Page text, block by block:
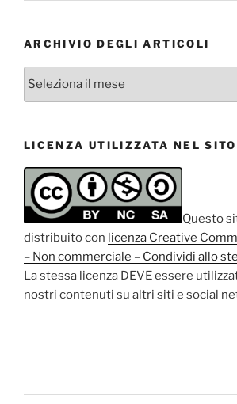
ARCHIVIO DEGLI ARTICOLI
Archivio
LICENZA UTILIZZATA NEL SITO
Questo
distribuito con licenza Creative
– Non commerciale – Condividi allo
La stessa licenza DEVE essere
nostri contenuti su altri siti e social